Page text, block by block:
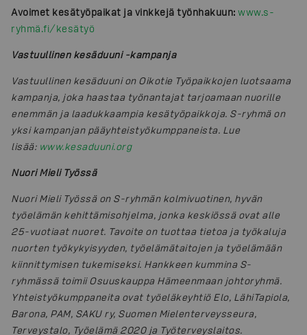
Avoimet kesätyöpaikat ja vinkkejä työnhakuun: www.s-
ryhmä.fi/kesätyö
Vastuullinen kesäduuni -kampanja
Vastuullinen kesäduuni on Oikotie Työpaikkojen luotsaama
kampanja, joka haastaa työnantajat tarjoamaan nuorille
enemmän ja laadukkaampia kesätyöpaikkoja. S-ryhmä on
yksi kampanjan pääyhteistyökumppaneista. Lue
lisää: www.kesaduuni.org
Nuori Mieli Työssä
Nuori Mieli Työssä on S-ryhmän kolmivuotinen, hyvän
työelämän kehittämisohjelma, jonka keskiössä ovat alle
25-vuotiaat nuoret. Tavoite on tuottaa tietoa ja työkaluja
nuorten työkykyisyyden, työelämätaitojen ja työelämään
kiinnittymisen tukemiseksi. Hankkeen kummina S-
ryhmässä toimii Osuuskauppa Hämeenmaan johtoryhmä.
Yhteistyökumppaneita ovat työeläkeyhtiö Elo, LähiTapiola,
Barona, PAM, SAKU ry, Suomen Mielenterveysseura,
Terveystalo, Työelämä 2020 ja Työterveyslaitos.